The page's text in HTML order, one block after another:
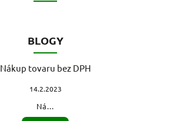
BLOGY
Nákup tovaru bez DPH
14.2.2023
Ná...